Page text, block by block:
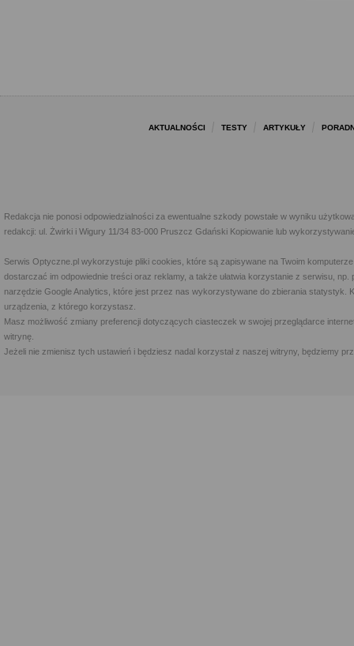
AKTUALNOŚCI TESTY ARTYKUŁY
Redakcja nie ponosi odpowiedzialności za ewentualne szkody powstałe w wyniku
redakcji: ul. Żwirki i Wigury 11/34 83-000 Pruszcz Gdański Kopiowanie lub
Serwis Optyczne.pl wykorzystuje pliki cookies, które są zapisywane na Twoim
dostarczać im odpowiednie treści oraz reklamy, a także ułatwia korzystanie z serwisu,
narzędzie Google Analytics, które jest przez nas wykorzystywane do zbierania statystyk.
urządzenia, z którego korzystasz.
Masz możliwość zmiany preferencji dotyczących ciasteczek w swojej przeglądarce
witrynę.
Jeżeli nie zmienisz tych ustawień i będziesz nadal korzystał z naszej witryny, będziemy